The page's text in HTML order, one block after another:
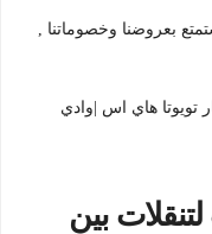
بعروضنا وخصوماتنا ,
تويوتا هاي اس |وادي
13 راكب لتنقلات بين